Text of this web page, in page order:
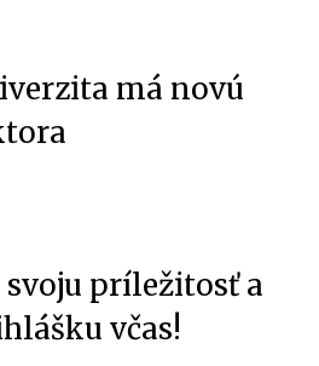
má novú
svoju príležitosť a
včas!